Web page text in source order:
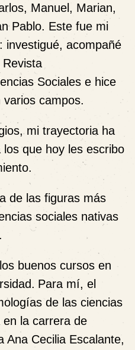
Manuel, Marian,
Pablo. Este fue mi
investigué, acompañé
Sociales e hice
varios campos.
mi trayectoria ha
que hoy les escribo
de las figuras más
sociales nativas
buenos cursos en
Para mí, el
de las ciencias
la carrera de
Ana Cecilia Escalante,